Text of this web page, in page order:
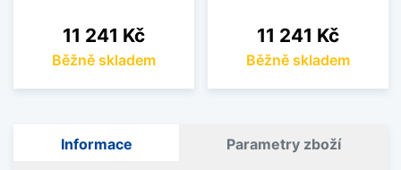
Cena
11 241 Kč
Běžně skladem
Cena
11 241 Kč
Běžně skladem
Informace Parametry zboží